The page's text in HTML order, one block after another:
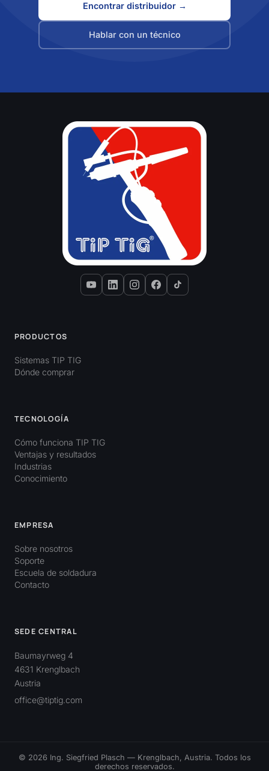
Encontrar distribuidor →
Hablar con un técnico
PRODUCTOS
Sistemas TIP TIG
Dónde comprar
TECNOLOGÍA
Cómo funciona TIP TIG
Ventajas y resultados
Industrias
Conocimiento
EMPRESA
Sobre nosotros
Soporte
Escuela de soldadura
Contacto
SEDE CENTRAL
Baumayrweg 4
4631 Krenglbach
Austria
office@tiptig.com
© 2026 Ing. Siegfried Plasch — Krenglbach, Austria. Todos los
derechos reservados.